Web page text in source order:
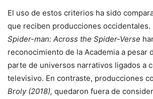
El uso de estos criterios ha sido
que reciben producciones occidentales.
Spider-man: Across the Spider-Verse
reconocimiento de la Academia a pesar
parte de universos narrativos ligados a
televisivo. En contraste, producciones
Broly (2018), quedaron fuera de